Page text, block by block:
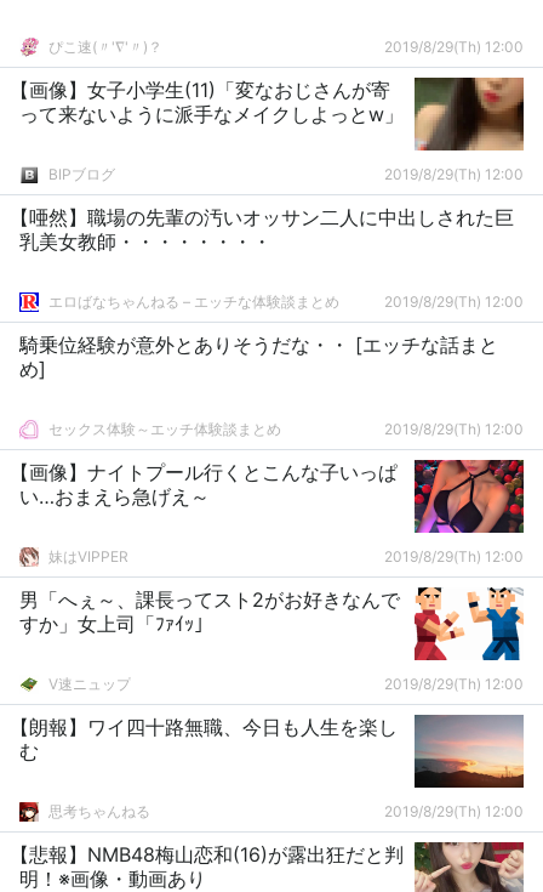
ぴこ速(〃'∇'〃)？ 2019/8/29(Th) 12:00
【画像】女子小学生(11)「変なおじさんが寄
って来ないように派手なメイクしよっとw」
BIPブログ 2019/8/29(Th) 12:00
【唖然】職場の先輩の汚いオッサン二人に中出しされた巨
乳美女教師・・・・・・・・
エロばなちゃんねる – エッチな体験談まとめ 2019/8/29(Th) 12:00
騎乗位経験が意外とありそうだな・・ [エッチな話まと
め]
セックス体験～エッチ体験談まとめ 2019/8/29(Th) 12:00
【画像】ナイトプール行くとこんな子いっぱ
い…おまえら急げえ～
妹はVIPPER 2019/8/29(Th) 12:00
男「へぇ～、課長ってスト2がお好きなんで
すか」女上司「ﾌｧｲｯ」
V速ニュップ 2019/8/29(Th) 12:00
【朗報】ワイ四十路無職、今日も人生を楽し
む
思考ちゃんねる 2019/8/29(Th) 12:00
【悲報】NMB48梅山恋和(16)が露出狂だと判
明！※画像・動画あり